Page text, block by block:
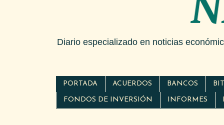
Diario especializado en noticias
PORTADA ACUERDOS BANCOS
FONDOS DE INVERSIÓN INFORMES